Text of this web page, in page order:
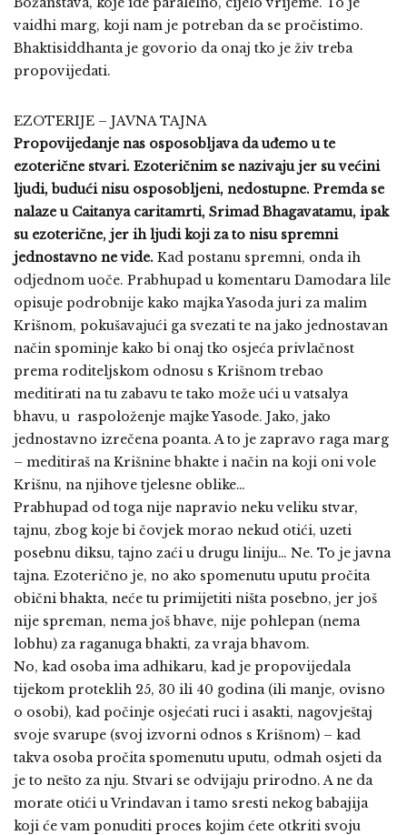
vaidhi marg, koji nam je potreban da se pročistimo.
Bhaktisiddhanta je govorio da onaj tko je živ treba
propovijedati.
EZOTERIJE – JAVNA TAJNA
Propovijedanje nas osposobljava da uđemo u te
ezoterične stvari. Ezoteričnim se nazivaju jer su većini
ljudi, budući nisu osposobljeni, nedostupne. Premda se
nalaze u Caitanya caritamrti, Srimad Bhagavatamu, ipak
su ezoterične, jer ih ljudi koji za to nisu spremni
jednostavno ne vide. Kad postanu spremni, onda ih
odjednom uoče. Prabhupad u komentaru Damodara lile
opisuje podrobnije kako majka Yasoda juri za malim
Krišnom, pokušavajući ga svezati te na jako jednostavan
način spominje kako bi onaj tko osjeća privlačnost
prema roditeljskom odnosu s Krišnom trebao
meditirati na tu zabavu te tako može ući u vatsalya
bhavu, u raspoloženje majke Yasode. Jako, jako
jednostavno izrečena poanta. A to je zapravo raga marg
– meditiraš na Krišnine bhakte i način na koji oni vole
Krišnu, na njihove tjelesne oblike…
Prabhupad od toga nije napravio neku veliku stvar,
tajnu, zbog koje bi čovjek morao nekud otići, uzeti
posebnu diksu, tajno zaći u drugu liniju… Ne. To je javna
tajna. Ezoterično je, no ako spomenutu uputu pročita
obični bhakta, neće tu primijetiti ništa posebno, jer još
nije spreman, nema još bhave, nije pohlepan (nema
lobhu) za raganuga bhakti, za vraja bhavom.
No, kad osoba ima adhikaru, kad je propovijedala
tijekom proteklih 25, 30 ili 40 godina (ili manje, ovisno
o osobi), kad počinje osjećati ruci i asakti, nagovještaj
svoje svarupe (svoj izvorni odnos s Krišnom) – kad
takva osoba pročita spomenutu uputu, odmah osjeti da
je to nešto za nju. Stvari se odvijaju prirodno. A ne da
morate otići u Vrindavan i tamo sresti nekog babajija
koji će vam ponuditi proces kojim ćete otkriti svoju